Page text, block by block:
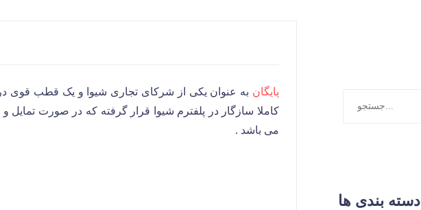
پایگان به عنوان یکی از شرکای تجاری شیوا و یک قطب قوی
کاملا سازگار در پلفترم شیوا قرار گرفته که در صورت تمایل
می باشد .
دسته بندی ها